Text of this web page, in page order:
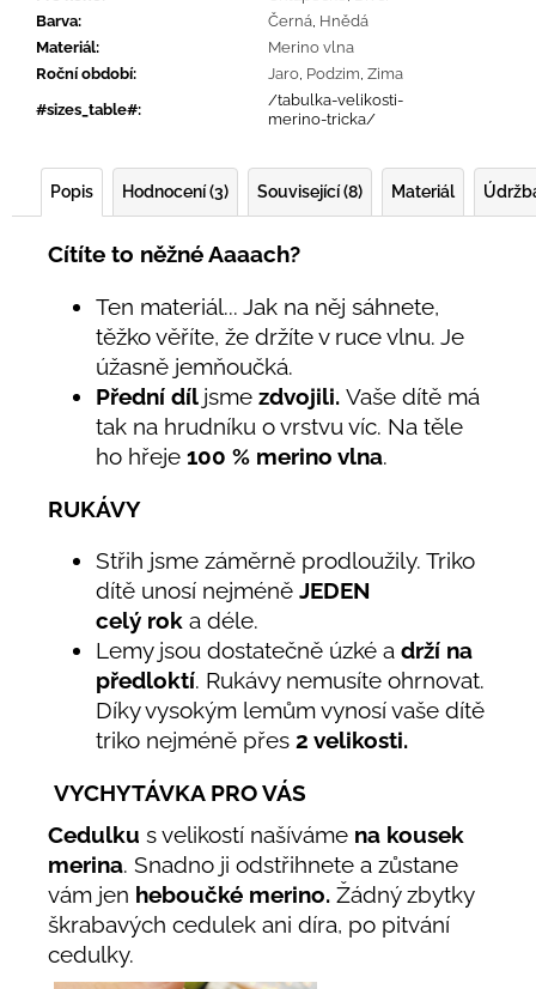
Barva: Černá, Hnědá
Materiál:
Merino vlna
Roční období: Jaro, Podzim, Zima
#sizes_table#:
/tabulka-velikosti-
merino-tricka/
Popis Hodnocení (3) Související (8) Materiál
Cítíte to něžné Aaaach?
Ten materiál... Jak na něj sáhnete,
těžko věříte, že držíte v ruce vlnu. Je
úžasně jemňoučká.
Přední díl jsme zdvojili. Vaše dítě má
tak na hrudníku o vrstvu víc. Na těle
ho hřeje 100 % merino vlna.
RUKÁVY
Střih jsme záměrně prodloužily. Triko
dítě unosí nejméně JEDEN
celý rok a déle.
Lemy jsou dostatečně úzké a drží na
předloktí. Rukávy nemusíte ohrnovat.
Díky vysokým lemům vynosí vaše dítě
triko nejméně přes 2 velikosti.
VYCHYTÁVKA PRO VÁS
Cedulku s velikostí našíváme na kousek
merina. Snadno ji odstřihnete a zůstane
vám jen heboučké merino. Žádný zbytky
škrabavých cedulek ani díra, po pitvání
cedulky.